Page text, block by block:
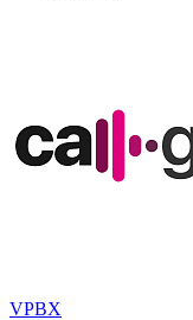
VPBX